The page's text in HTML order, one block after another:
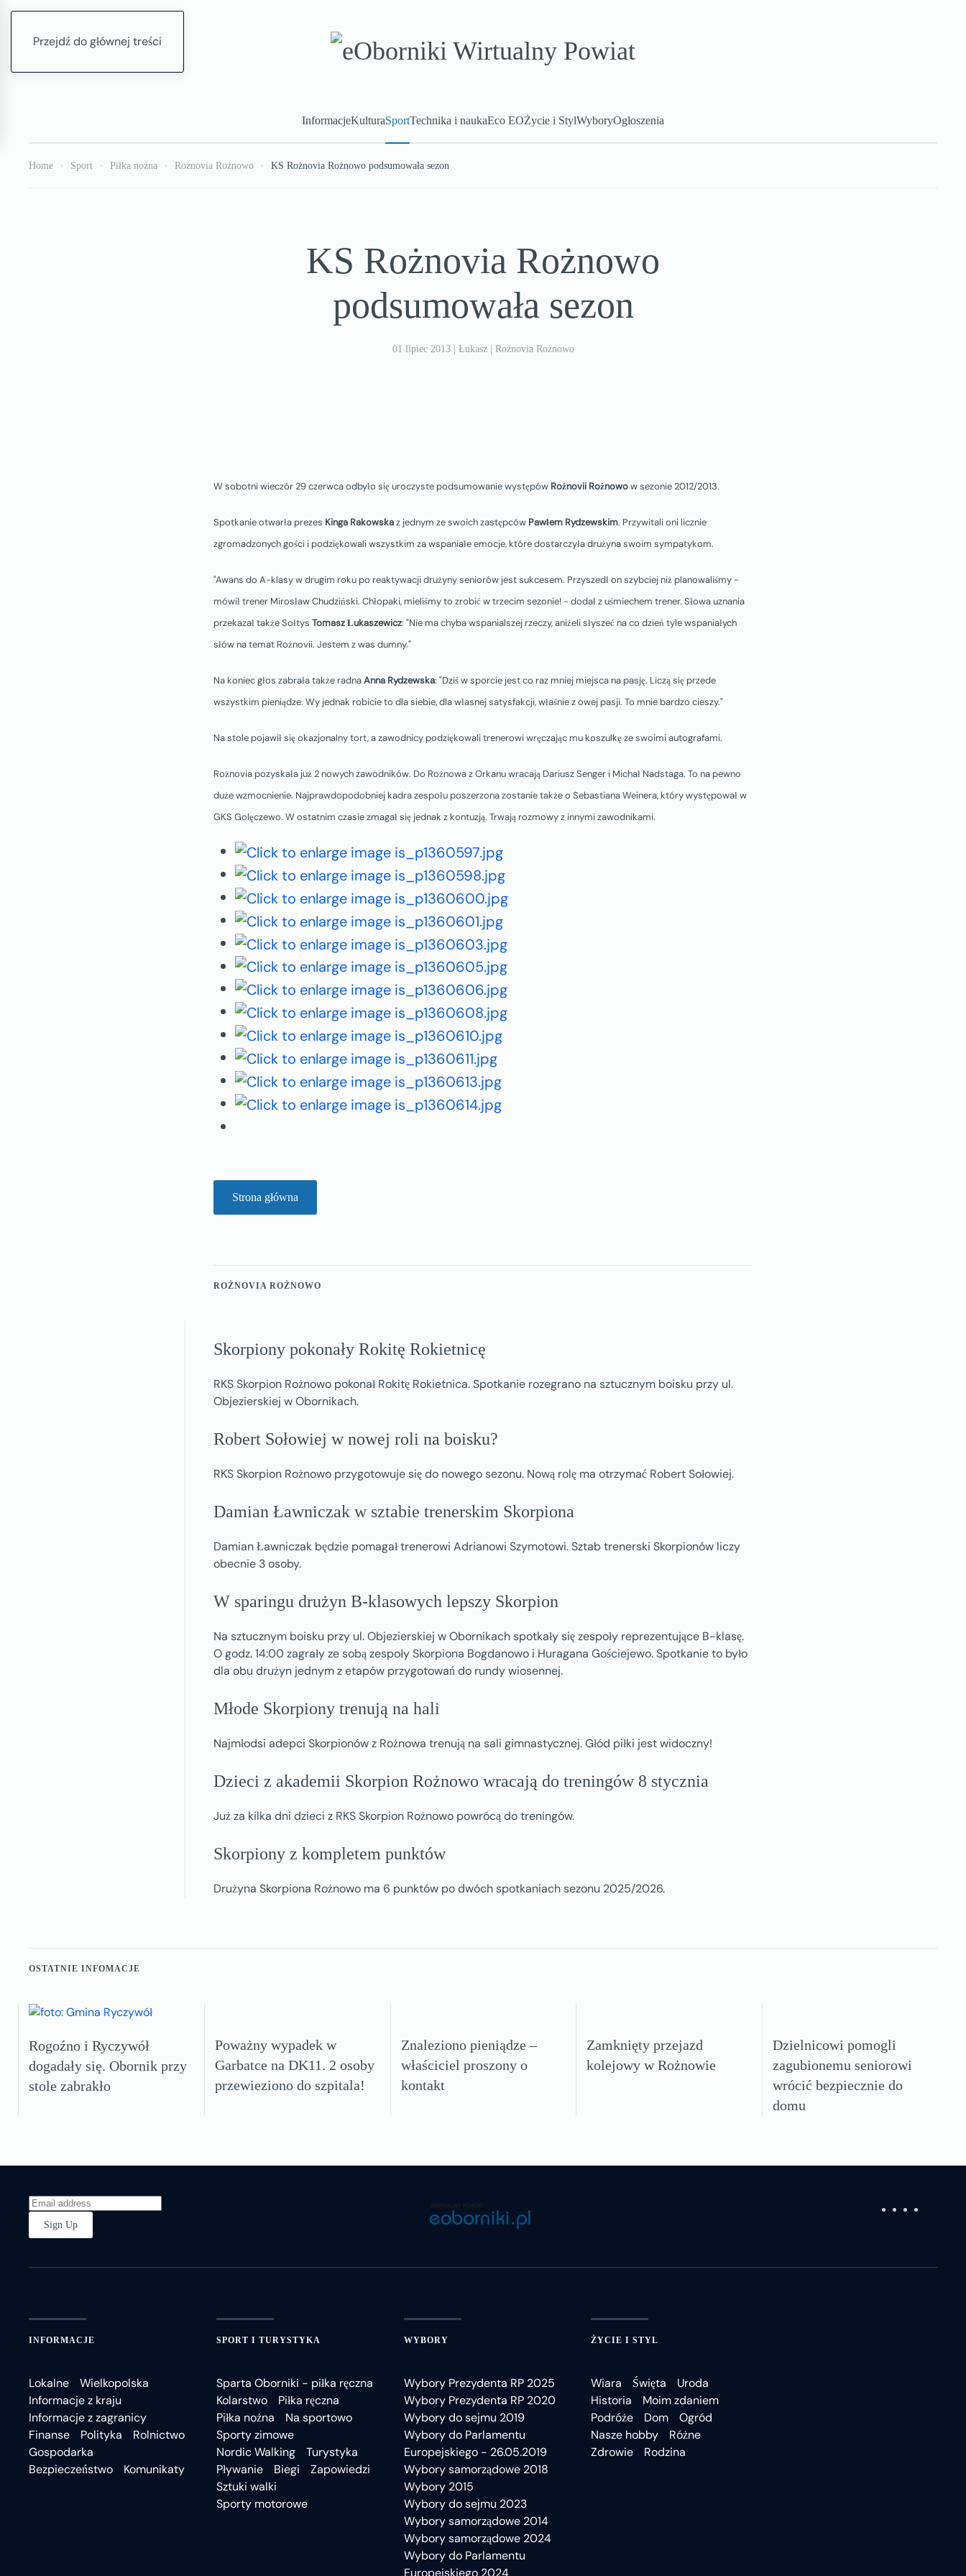
Przejdź do głównej treści
InformacjeKulturaSportTechnika i naukaEco EOŻycie i StylWyboryOgłoszenia
Home Sport Piłka nożna Rożnovia Rożnowo KS Rożnovia Rożnowo podsumowała sezon
KS Rożnovia Rożnowo
podsumowała sezon
01 lipiec 2013| Łukasz | Rożnovia Rożnowo
W sobotni wieczór 29 czerwca odbyło się uroczyste podsumowanie występów Rożnovii Rożnowow sezonie 2012/2013.
Spotkanie otwarła prezes Kinga Rakowskaz jednym ze swoich zastępców Pawłem Rydzewskim. Przywitali oni licznie
zgromadzonych gości i podziękowali wszystkim za wspaniałe emocje, które dostarczyła drużyna swoim sympatykom.
"Awans do A-klasy w drugim roku po reaktywacji drużyny seniorów jest sukcesem. Przyszedł on szybciej niż planowaliśmy -
mówił trener Mirosław Chudziński. Chłopaki, mieliśmy to zrobić w trzecim sezonie! - dodał z uśmiechem trener. Słowa uznania
przekazał także Sołtys Tomasz Łukaszewicz: "Nie ma chyba wspanialszej rzeczy, aniżeli słyszeć na co dzień tyle wspaniałych
słów na temat Rożnovii. Jestem z was dumny."
Na koniec głos zabrała także radnaAnna Rydzewska: "Dziś w sporcie jest co raz mniej miejsca na pasję. Liczą się przede
wszystkim pieniądze. Wy jednak robicie to dla siebie, dla własnej satysfakcji, właśnie z owej pasji. To mnie bardzo cieszy."
Na stole pojawił się okazjonalny tort, a zawodnicy podziękowali trenerowi wręczając mu koszulkę ze swoimi autografami.
Rożnovia pozyskała już 2 nowych zawodników. Do Rożnowa z Orkanu wracają Dariusz Senger i Michał Nadstaga. To na pewno
duże wzmocnienie. Najprawdopodobniej kadra zespołu poszerzona zostanie także o Sebastiana Weinera, który występował w
GKS Golęczewo. W ostatnim czasie zmagał się jednak z kontuzją. Trwają rozmowy z innymi zawodnikami.
Strona główna
ROŻNOVIA ROŻNOWO
Skorpiony pokonały Rokitę Rokietnicę
RKS Skorpion Rożnowo pokonał Rokitę Rokietnica. Spotkanie rozegrano na sztucznym boisku przy ul.
Objezierskiej w Obornikach.
Robert Sołowiej w nowej roli na boisku?
RKS Skorpion Rożnowo przygotowuje się do nowego sezonu. Nową rolę ma otrzymać Robert Sołowiej.
Damian Ławniczak w sztabie trenerskim Skorpiona
Damian Ławniczak będzie pomagał trenerowi Adrianowi Szymotowi. Sztab trenerski Skorpionów liczy
obecnie 3 osoby.
W sparingu drużyn B-klasowych lepszy Skorpion
Na sztucznym boisku przy ul. Objezierskiej w Obornikach spotkały się zespoły reprezentujące B-klasę.
O godz. 14:00 zagrały ze sobą zespoły Skorpiona Bogdanowo i Huragana Gościejewo. Spotkanie to było
dla obu drużyn jednym z etapów przygotowań do rundy wiosennej.
Młode Skorpiony trenują na hali
Najmłodsi adepci Skorpionów z Rożnowa trenują na sali gimnastycznej. Głód piłki jest widoczny!
Dzieci z akademii Skorpion Rożnowo wracają do treningów 8 stycznia
Już za kilka dni dzieci z RKS Skorpion Rożnowo powrócą do treningów.
Skorpiony z kompletem punktów
Drużyna Skorpiona Rożnowo ma 6 punktów po dwóch spotkaniach sezonu 2025/2026.
OSTATNIE INFOMACJE
Rogoźno i Ryczywół
dogadały się. Obornik przy
stole zabrakło
Poważny wypadek w
Garbatce na DK11. 2 osoby
przewieziono do szpitala!
Znaleziono pieniądze –
właściciel proszony o
kontakt
Zamknięty przejazd
kolejowy w Rożnowie
Dzielnicowi pomogli
zagubionemu seniorowi
wrócić bezpiecznie do
domu
Sign Up
INFORMACJE
Lokalne
Wielkopolska
Informacje z kraju
Informacje z zagranicy
Finanse
Polityka
Rolnictwo
Gospodarka
Bezpieczeństwo
Komunikaty
SPORT I TURYSTYKA
Sparta Oborniki - piłka ręczna
Kolarstwo
Piłka ręczna
Piłka nożna
Na sportowo
Sporty zimowe
Nordic Walking
Turystyka
Pływanie
Biegi
Zapowiedzi
Sztuki walki
Sporty motorowe
WYBORY
Wybory Prezydenta RP 2025
Wybory Prezydenta RP 2020
Wybory do sejmu 2019
Wybory do Parlamentu
Europejskiego - 26.05.2019
Wybory samorządowe 2018
Wybory 2015
Wybory do sejmu 2023
Wybory samorządowe 2014
Wybory samorządowe 2024
Wybory do Parlamentu
Europejskiego 2024
ŻYCIE I STYL
Wiara Święta
Uroda
Historia
Moim zdaniem
Podróże
Dom
Ogród
Nasze hobby
Różne
Zdrowie
Rodzina